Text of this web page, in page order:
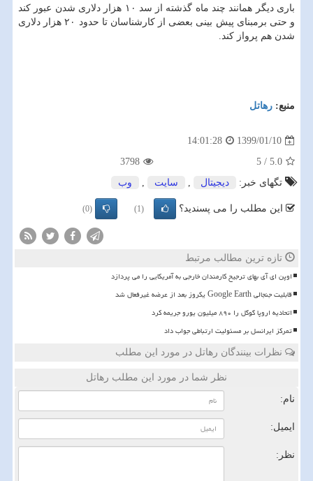
باری دیگر همانند چند ماه گذشته از سد ۱۰ هزار دلاری شدن عبور كند
و حتی برمبنای پیش بینی بعضی از كارشناسان تا حدود ۲۰ هزار دلاری
شدن هم پرواز كند.
منبع: رهاتل
1399/01/10
14:01:28
5.0
/
5
3798
تگهای خبر:
دیجیتال , سایت , وب
این مطلب را می پسندید؟ (1)
(0)
تازه ترین مطالب مرتبط
اوپن ای آی بهای ترجیح کارمندان خارجی به آمریکایی را می پردازد
قابلیت جنجالی Google Earth یکروز بعد از عرضه غیرفعال شد
اتحادیه اروپا گوگل را ۸۹۰ میلیون یورو جریمه کرد
تمرکز ایرانسل بر مسئولیت ارتباطی جواب داد
نظرات بینندگان رهاتل در مورد این مطلب
نظر شما در مورد این مطلب رهاتل
نام:
ایمیل:
نظر: